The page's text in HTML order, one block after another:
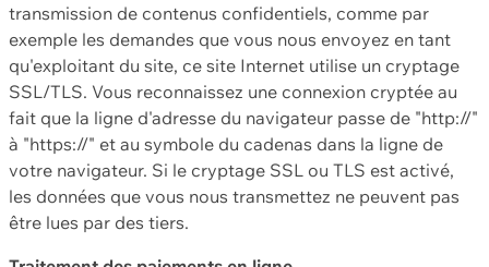
transmission de contenus confidentiels, comme par
exemple les demandes que vous nous envoyez en tant
qu'exploitant du site, ce site Internet utilise un cryptage
SSL/TLS. Vous reconnaissez une connexion cryptée au
fait que la ligne d'adresse du navigateur passe de "http://"
à "https://" et au symbole du cadenas dans la ligne de
votre navigateur. Si le cryptage SSL ou TLS est activé,
les données que vous nous transmettez ne peuvent pas
être lues par des tiers.